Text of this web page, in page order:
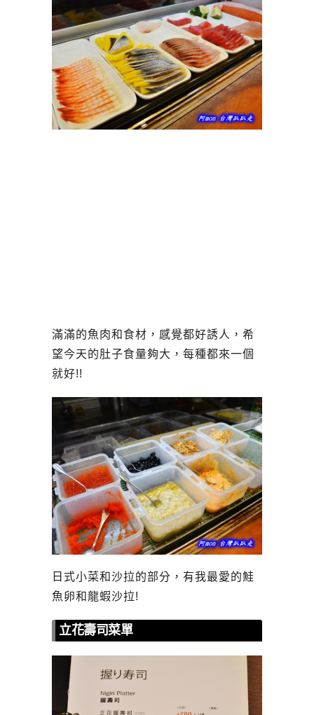
滿滿的魚肉和食材，感覺都好誘人，希
望今天的肚子食量夠大，每種都來一個
就好!!
日式小菜和沙拉的部分，有我最愛的鮭
魚卵和龍蝦沙拉!
立花壽司菜單